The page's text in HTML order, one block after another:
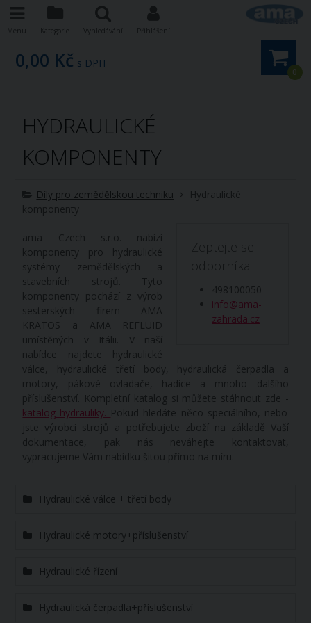
0
0,00 Kč s DPH
HYDRAULICKÉ
KOMPONENTY
Díly pro zemědělskou techniku
Hydraulické
komponenty
Zeptejte se
odborníka
498100050
info@ama-
zahrada.cz
ama Czech s.r.o. nabízí
komponenty pro hydraulické
systémy zemědělských a
stavebních strojů. Tyto
komponenty pochází z výrob
sesterských firem AMA
KRATOS a AMA REFLUID
umístěných v Itálii. V naší
nabídce najdete hydraulické
válce, hydraulické třetí body, hydraulická čerpadla a
motory, pákové ovladače, hadice a mnoho dalšího
příslušenství. Kompletní katalog si můžete stáhnout zde -
katalog hydrauliky. Pokud hledáte něco speciálního, nebo
jste výrobci strojů a potřebujete zboží na základě Vaší
dokumentace, pak nás neváhejte kontaktovat,
vypracujeme Vám nabídku šitou přímo na míru.
Hydraulické válce + třetí body
Hydraulické motory+příslušenství
Hydraulické řízení
Hydraulická čerpadla+příslušenství
Menu Kategorie Vyhledávání Přihlášení